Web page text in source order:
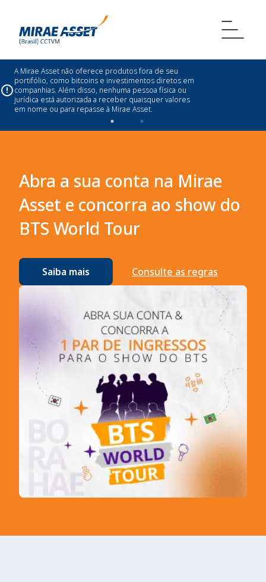
A Mirae Asset não oferece produtos fora de seu
portifólio, como bitcoins e investimentos diretos em
companhias. Além disso, nenhuma pessoa física ou
jurídica está autorizada a receber quaisquer valores
em nome ou para repasse à Mirae Asset.
Abra a sua conta na Mirae
Asset e concorra ao show do
BTS World Tour
Saiba mais Consulte as regras